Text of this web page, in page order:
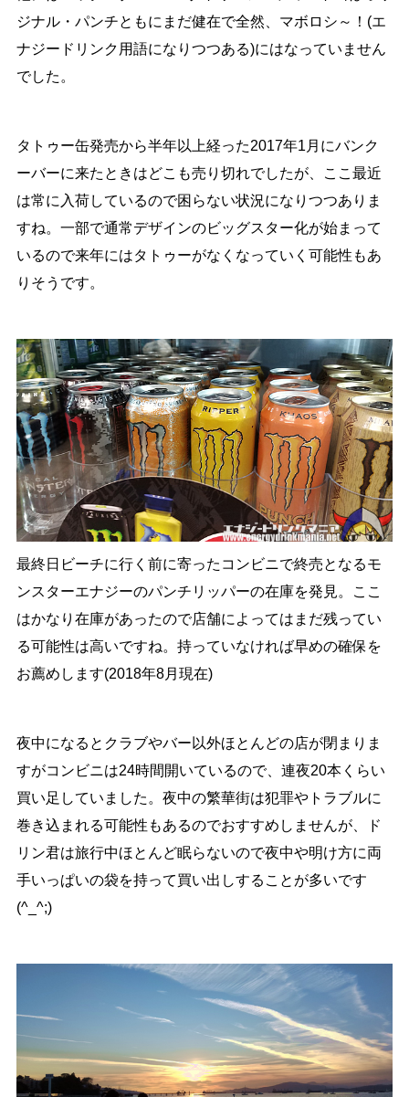
ジナル・パンチともにまだ健在で全然、マボロシ～！(エ
ナジードリンク用語になりつつある)にはなっていません
でした。
タトゥー缶発売から半年以上経った2017年1月にバンク
ーバーに来たときはどこも売り切れでしたが、ここ最近
は常に入荷しているので困らない状況になりつつありま
すね。一部で通常デザインのビッグスター化が始まって
いるので来年にはタトゥーがなくなっていく可能性もあ
りそうです。
最終日ビーチに行く前に寄ったコンビニで終売となるモ
ンスターエナジーのパンチリッパーの在庫を発見。ここ
はかなり在庫があったので店舗によってはまだ残ってい
る可能性は高いですね。持っていなければ早めの確保を
お薦めします(2018年8月現在)
夜中になるとクラブやバー以外ほとんどの店が閉まりま
すがコンビニは24時間開いているので、連夜20本くらい
買い足していました。夜中の繁華街は犯罪やトラブルに
巻き込まれる可能性もあるのでおすすめしませんが、ド
リン君は旅行中ほとんど眠らないので夜中や明け方に両
手いっぱいの袋を持って買い出しすることが多いです
(^_^;)